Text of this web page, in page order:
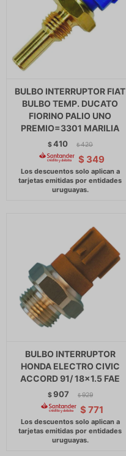
BULBO INTERRUPTOR FIAT
BULBO TEMP. DUCATO
FIORINO PALIO UNO
PREMIO=3301 MARILIA
$410 $ 420
$ 349
BULBO INTERRUPTOR
HONDA ELECTRO CIVIC
ACCORD 91/ 18x1.5 FAE
$907 $ 929
$ 771